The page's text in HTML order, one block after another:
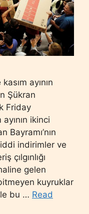
ayının
Şükran
Friday
ikinci
indirimler ve
çılgınlığı
gelen
kuyruklar
bu … Read